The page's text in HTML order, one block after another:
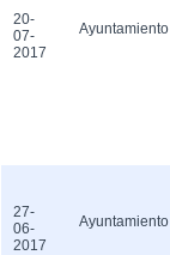
20-
07-
2017
Ayuntamiento
27-
06-
2017
Ayuntamiento